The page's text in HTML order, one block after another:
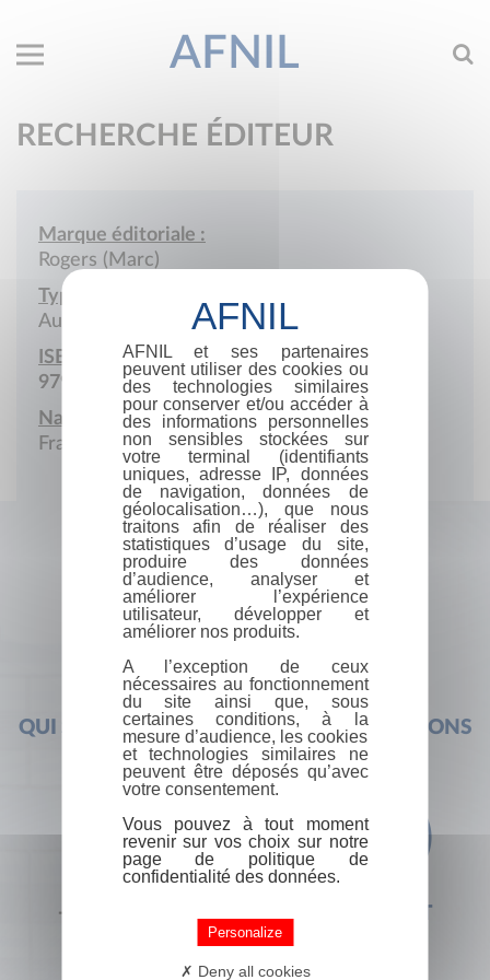
AFNIL
RECHERCHE ÉDITEUR
Marque éditoriale :
Rogers (Marc)
Type de société :
Auto-édition
ISBN :
979-10-415-9809-0
Nationalité :
France
QUI SOMMES-NOUS ? FOIRE AUX QUESTIONS
+33 (0) 1 44 41 29 19 CONTACT
AFNIL et ses partenaires
peuvent utiliser des cookies ou
des technologies similaires
pour conserver et/ou accéder à
des informations personnelles
non sensibles stockées sur
votre terminal (identifiants
uniques, adresse IP, données
de navigation, données de
géolocalisation…), que nous
traitons afin de réaliser des
statistiques d’usage du site,
produire des données
d’audience, analyser et
améliorer l’expérience
utilisateur, développer et
améliorer nos produits.
A l’exception de ceux
nécessaires au fonctionnement
du site ainsi que, sous
certaines conditions, à la
mesure d’audience, les cookies
et technologies similaires ne
peuvent être déposés qu’avec
votre consentement.
Vous pouvez à tout moment
revenir sur vos choix sur notre
page de politique de
confidentialité des données.
Personalize
Deny all cookies